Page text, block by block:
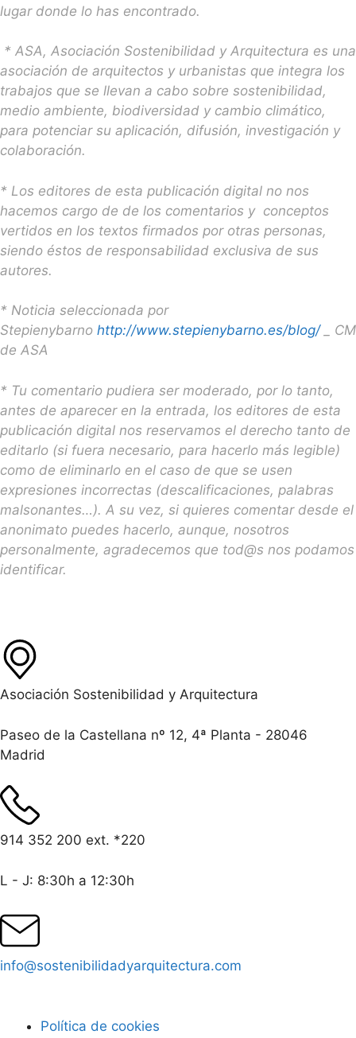
lugar donde lo has encontrado.
* ASA, Asociación Sostenibilidad y Arquitectura es una
asociación de arquitectos y urbanistas que integra los
trabajos que se llevan a cabo sobre sostenibilidad,
medio ambiente, biodiversidad y cambio climático,
para potenciar su aplicación, difusión, investigación y
colaboración.
* Los editores de esta publicación digital no nos
hacemos cargo de de los comentarios y conceptos
vertidos en los textos firmados por otras personas,
siendo éstos de responsabilidad exclusiva de sus
autores.
* Noticia seleccionada por
Stepienybarno http://www.stepienybarno.es/blog/
_ CM
de ASA
* Tu comentario pudiera ser moderado, por lo tanto,
antes de aparecer en la entrada, los editores de esta
publicación digital nos reservamos el derecho tanto de
editarlo (si fuera necesario, para hacerlo más legible)
como de eliminarlo en el caso de que se usen
expresiones incorrectas (descalificaciones, palabras
malsonantes…). A su vez, si quieres comentar desde el
anonimato puedes hacerlo, aunque, nosotros
personalmente, agradecemos que tod@s nos podamos
identificar.
Asociación Sostenibilidad y Arquitectura
Paseo de la Castellana nº 12, 4ª Planta - 28046
Madrid
914 352 200 ext. *220
L - J: 8:30h a 12:30h
info@sostenibilidadyarquitectura.com
Política de cookies